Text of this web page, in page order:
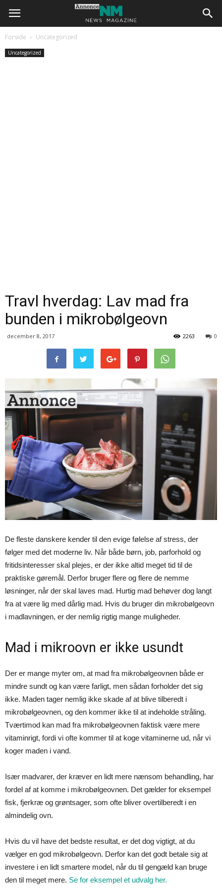
Forside Uncategorized
Uncategorized
Travl hverdag: Lav mad fra
bunden i mikrobølgeovn
december 8, 2017 0
2263
De fleste danskere kender til den evige følelse af stress, der
følger med det moderne liv. Når både børn, job, parforhold og
fritidsinteresser skal plejes, er der ikke altid meget tid til de
praktiske gøremål. Derfor bruger flere og flere de nemme
løsninger, når der skal laves mad. Hurtig mad behøver dog langt
fra at være lig med dårlig mad. Hvis du bruger din mikrobølgeovn
i madlavningen, er der nemlig rigtig mange muligheder.
Mad i mikroovn er ikke usundt
Der er mange myter om, at mad fra mikrobølgeovnen både er
mindre sundt og kan være farligt, men sådan forholder det sig
ikke. Maden tager nemlig ikke skade af at blive tilberedt i
mikrobølgeovnen, og den kommer ikke til at indeholde stråling.
Tværtimod kan mad fra mikrobølgeovnen faktisk være mere
vitaminrigt, fordi vi ofte kommer til at koge vitaminerne ud, når vi
koger maden i vand.
Især madvarer, der kræver en lidt mere nænsom behandling, har
fordel af at komme i mikrobølgeovnen. Det gælder for eksempel
fisk, fjerkræ og grøntsager, som ofte bliver overtilberedt i en
almindelig ovn.
Hvis du vil have det bedste resultat, er det dog vigtigt, at du
vælger en god mikrobølgeovn. Derfor kan det godt betale sig at
investere i en lidt smartere model, når du til gengæld kan bruge
den til meget mere. Se for eksempel et udvalg her.